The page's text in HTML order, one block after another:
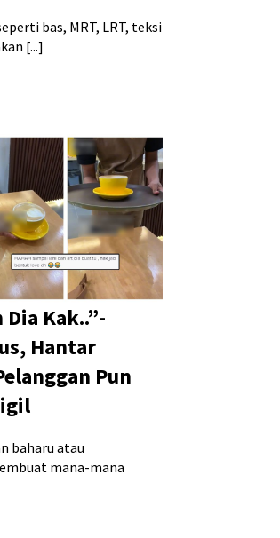
bas, MRT, LRT, teksi
[...]
Kak..”-
Hantar
Pun
baharu atau
mana-mana